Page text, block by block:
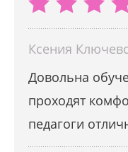
Ксения
Довольна
проходят
педагоги